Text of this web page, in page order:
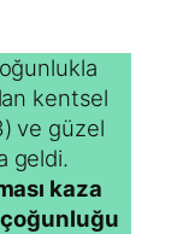
kentsel
ve güzel
geldi.
kaza
çoğunluğu